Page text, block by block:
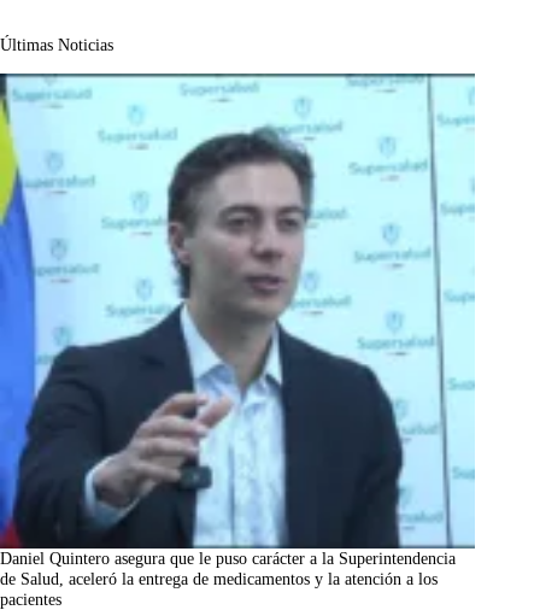
Últimas Noticias
Daniel Quintero asegura que le puso carácter a la Superintendencia
de Salud, aceleró la entrega de medicamentos y la atención a los
pacientes